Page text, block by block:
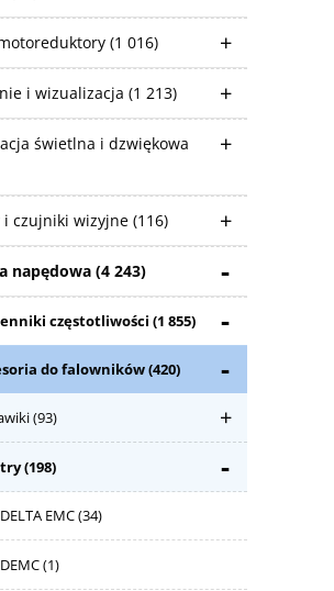
(1 016)
i wizualizacja (1 213)
świetlna i dzwiękowa
i czujniki wizyjne (116)
napędowa (4 243)
częstotliwości (1 855)
do falowników(420)
(93)
(198)
DELTA EMC(34)
DEMC(1)